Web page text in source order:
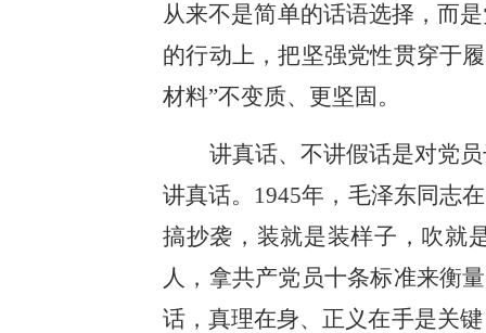
从来不是简单的话语选择，而
的行动上，把坚强党性贯穿于
材料”不变质、更坚固。
讲真话、不讲假话是对党
讲真话。1945年，毛泽东同志
搞抄袭，装就是装样子，吹就
人，拿共产党员十条标准来衡
话，真理在身、正义在手是关